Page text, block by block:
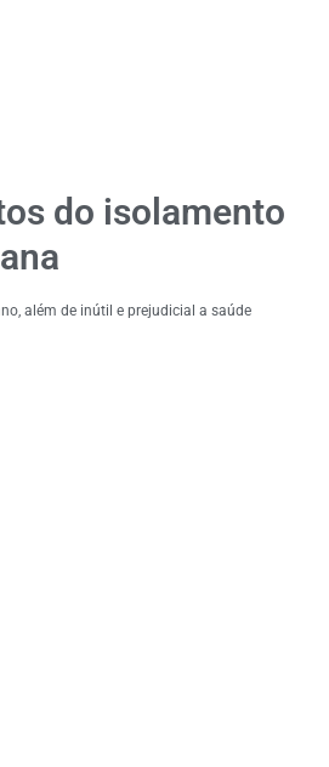
do isolamento
além de inútil e prejudicial a saúde